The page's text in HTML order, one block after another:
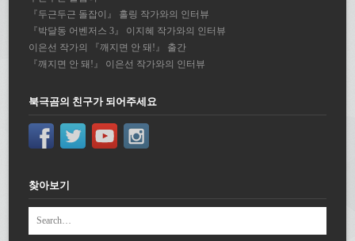
『두근두근 돌잡이』 홀링 작가와의 인터뷰
『박달동 어벤저스 3』 이지혜 작가와의 인터뷰
이은선 작가의 『깨지면 안 돼!』 출간
『깨지면 안 돼!』 이은선 작가와의 인터뷰
북극곰의 친구가 되어주세요
찾아보기